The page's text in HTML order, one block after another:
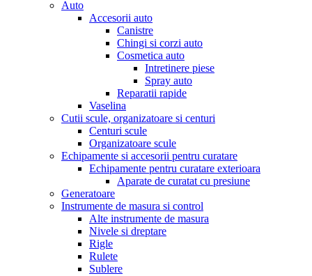
Auto
Accesorii auto
Canistre
Chingi si corzi auto
Cosmetica auto
Intretinere piese
Spray auto
Reparatii rapide
Vaselina
Cutii scule, organizatoare si centuri
Centuri scule
Organizatoare scule
Echipamente si accesorii pentru curatare
Echipamente pentru curatare exterioara
Aparate de curatat cu presiune
Generatoare
Instrumente de masura si control
Alte instrumente de masura
Nivele si dreptare
Rigle
Rulete
Sublere